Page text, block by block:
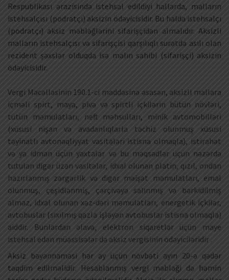
Respublikası ərazisində istehsal edildiyi hallarda, malların
istehsalçısı (podratçı) aksizin ödəyicisidir. Bu halda istehsalçı
(podratçı) aksiz məbləğlərini sifarişçidən almalıdır. Aksizli
malların istehsalçısı və sifarişçisi qarşılıqlı surətdə asılı olan
rezident şəxslər olduqda isə malın sahibi (sifarişçi) aksizin
ödəyicisidir.
Vergi Məcəlləsinin 190.1-ci maddəsinə əsasən, aksizli mallara
içməli spirt, maya, pivə və spirtli içkilərin bütün növləri,
tütün məmulatları, neft məhsulları, minik avtomobilləri
(xüsusi nişan və avadanlıqlarla təchiz olunmuş xüsusi
təyinatlı avtonəqliyyat vasitələri istisna olmaqla), istirahət
və ya idman üçün yaxtalar və bu məqsədlər üçün nəzərdə
tutulan digər üzən vasitələr, idxal olunan platin, qızıl, ondan
hazırlanmış zərgərlik və digər məişət məmulatları, emal
olunmuş, çeşidlənmiş, çərçivəyə salınmış və bərkidilmiş
almaz, idxal olunan xəz-dəri məmulatları, energetik içkilər,
avtobuslar (sıxılmış qazla işləyən avtobuslar istisna olmaqla)
aiddir. Bunlardan əlavə, elektron siqaretlər üçün maye
istehsal edən müəssisələr də aksiz vergisinin ödəyiciləridir .
Aksiz bəyannaməsi hər ay üçün növbəti ayın 20-ə qədər
təqdim edilməlidir. Hesablanmış vergi məbləği də həmin